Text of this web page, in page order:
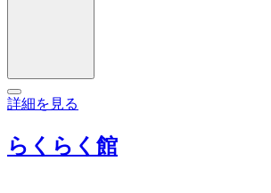
詳細を見る
らくらく館